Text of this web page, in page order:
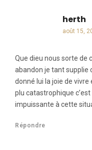
herth
août 15,
Que dieu nous sorte de
abandon je tant supplie
donné lui la joie de
plu catastrophique c’est
impuissante à cette
Répondre